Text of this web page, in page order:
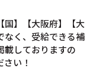
国】【大阪府】【大
なく、受給できる補
載しておりますの
い！